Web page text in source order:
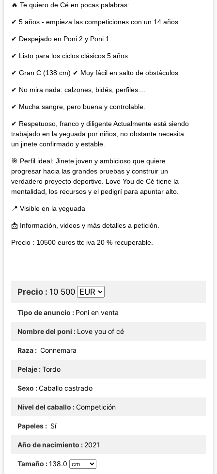
🔥 Te quiero de Cé en pocas palabras:
✔ 5 años - empieza las competiciones con un 14 años.
✔ Despejado en Poni 2 y Poni 1.
✔ Listo para los ciclos clásicos 5 años
✔ Gran C (138 cm) ✔ Muy fácil en salto de obstáculos
✔ No mira nada: calzones, bidés, perfiles....
✔ Mucha sangre, pero buena y controlable.
✔ Respetuoso, franco y diligente Actualmente está siendo
trabajado en la yeguada por niños, no obstante necesita
un jinete confirmado y estable.
🎯 Perfil ideal: Jinete joven y ambicioso que quiere
progresar hacia las grandes pruebas y construir un
verdadero proyecto deportivo. Love You de Cé tiene la
mentalidad, los recursos y el pedigrí para apuntar alto.
📍 Visible en la yeguada
📩 Información, videos y más detalles a petición.
Precio : 10500 euros ttc iva 20 % recuperable.
Precio 10 500
Tipo de anuncio Poni en venta
Nombre del poni Love you of cé
Raza Connemara
Pelaje Tordo
Sexo Caballo castrado
Nivel del caballo Competición
Papeles Sí
Año de nacimiento 2021
Tamaño 138.0